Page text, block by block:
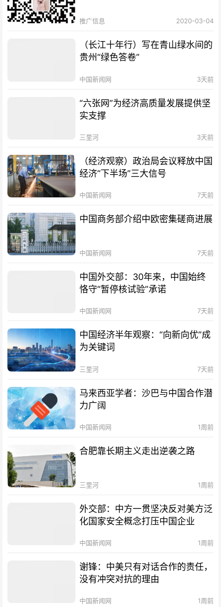
推广信息 2020-03-04
（长江十年行）写在青山绿水间的
贵州“绿色答卷”
中国新闻网 3天前
“六张网”为经济高质量发展提供坚
实支撑
三里河 3天前
（经济观察）政治局会议释放中国
经济“下半场”三大信号
中国新闻网 7天前
中国商务部介绍中欧密集磋商进展
中国新闻网 7天前
中国外交部：30年来，中国始终
恪守“暂停核试验”承诺
中国新闻网 7天前
中国经济半年观察：“向新向优”成
为关键词
三里河 7天前
马来西亚学者：沙巴与中国合作潜
力广阔
中国新闻网 1周前
合肥靠长期主义走出逆袭之路
三里河 1周前
外交部：中方一贯坚决反对美方泛
化国家安全概念打压中国企业
中国新闻网 1周前
谢锋：中美只有对话合作的责任，
没有冲突对抗的理由
中国新闻网 1周前